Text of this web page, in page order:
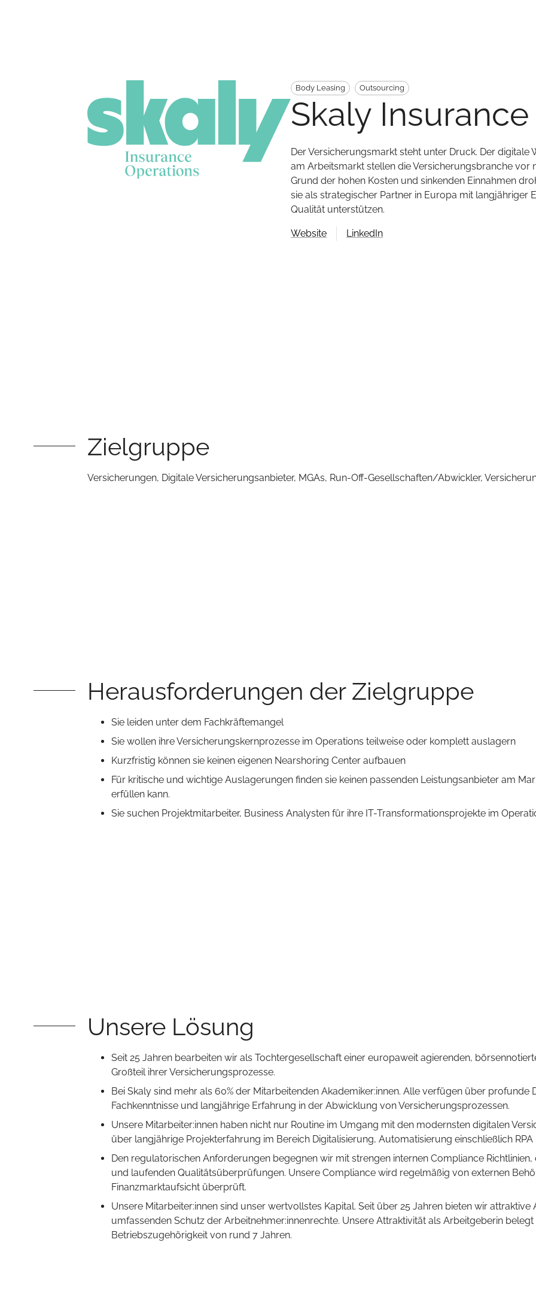
Body Leasing Outsourcing
Skaly
Der Versicherungsmarkt steht unter Druck. Der
am Arbeitsmarkt stellen die Versicherungsbranche vor
Grund der hohen Kosten und sinkenden Einnahmen
sie als strategischer Partner in Europa mit langjähriger
Qualität unterstützen.
Website LinkedIn
Zielgruppe
Versicherungen, Digitale Versicherungsanbieter, MGAs, Run-Off-Gesellschaften/Abwickler,
Herausforderungen der Zielgruppe
Sie leiden unter dem Fachkräftemangel
Sie wollen ihre Versicherungskernprozesse im Operations teilweise oder komplett auslagern
Kurzfristig können sie keinen eigenen Nearshoring Center aufbauen
Für kritische und wichtige Auslagerungen finden sie keinen passenden Leistungsanbieter am
erfüllen kann.
Sie suchen Projektmitarbeiter, Business Analysten für ihre IT-Transformationsprojekte im
Unsere Lösung
Seit 25 Jahren bearbeiten wir als Tochtergesellschaft einer europaweit agierenden,
Großteil ihrer Versicherungsprozesse.
Bei Skaly sind mehr als 60% der Mitarbeitenden Akademiker:innen. Alle verfügen über profunde
Fachkenntnisse und langjährige Erfahrung in der Abwicklung von Versicherungsprozessen.
Unsere Mitarbeiter:innen haben nicht nur Routine im Umgang mit den modernsten digitalen
über langjährige Projekterfahrung im Bereich Digitalisierung, Automatisierung einschließlich RPA
Den regulatorischen Anforderungen begegnen wir mit strengen internen Compliance
und laufenden Qualitätsüberprüfungen. Unsere Compliance wird regelmäßig von externen
Finanzmarktaufsicht überprüft.
Unsere Mitarbeiter:innen sind unser wertvollstes Kapital. Seit über 25 Jahren bieten wir
umfassenden Schutz der Arbeitnehmer:innenrechte. Unsere Attraktivität als Arbeitgeberin
Betriebszugehörigkeit von rund 7 Jahren.